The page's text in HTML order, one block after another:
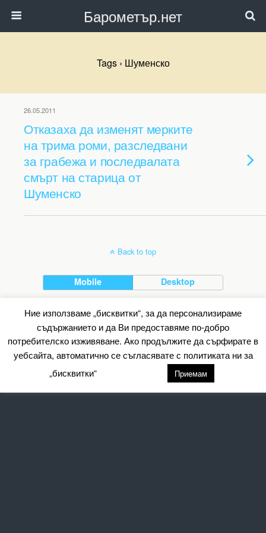
Барометър.нет
Tags › Шуменско
26.05.2011
Отказаха да изменят мерките
на трима роми, разследвани
за грабежа и последвалата
смърт на старица от
Шуменско
Back to top
Mobile Desktop
All content Copyright Барометър.нет
Ние използваме „бисквитки“, за да персонализираме
съдържанието и да Ви предоставяме по-добро
потребителско изживяване. Ако продължите да сърфирате в
уебсайта, автоматично се съгласявате с политиката ни за
„бисквитки“
Приемам